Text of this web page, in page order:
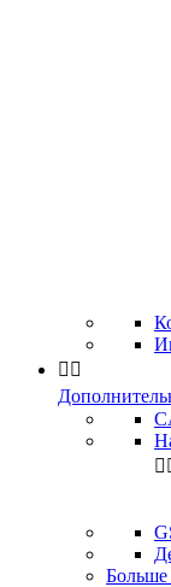
 

Больше